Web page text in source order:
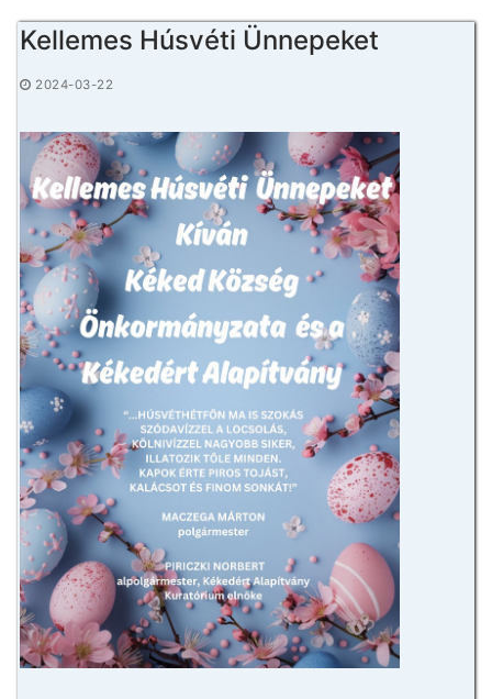
Kellemes Húsvéti Ünnepeket
2024-03-22